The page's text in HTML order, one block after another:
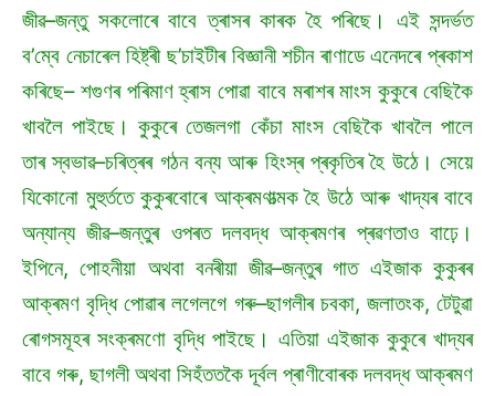
জীৱ–জন্তু সকলোৰে বাবে ত্ৰাসৰ কাৰক হৈ পৰিছে। এই সন্দৰ্ভত
ব’ম্বে নেচাৰেল হিষ্ট্ৰী ছ’চাইটীৰ বিজ্ঞানী শচীন ৰাণাডে এনেদৰে প্ৰকাশ
কৰিছে– শগুণৰ পৰিমাণ হ্ৰাস পোৱা বাবে মৰাশৰ মাংস কুকুৰে বেছিকৈ
খাবলৈ পাইছে। কুকুৰে তেজলগা কেঁচা মাংস বেছিকৈ খাবলৈ পালে
তাৰ স্বভাৱ–চৰিত্ৰৰ গঠন বন্য আৰু হিংস্ৰ প্ৰকৃতিৰ হৈ উঠে। সেয়ে
যিকোনো মুহুৰ্ততে কুকুৰবোৰে আক্ৰমণাত্মক হৈ উঠে আৰু খাদ্যৰ বাবে
অন্যান্য জীৱ–জন্তুৰ ওপৰত দলবদ্ধ আক্ৰমণৰ প্ৰৱণতাও বাঢ়ে।
ইপিনে, পোহনীয়া অথবা বনৰীয়া জীৱ–জন্তুৰ গাত এইজাক কুকুৰৰ
আক্ৰমণ বৃদ্ধি পোৱাৰ লগেলগে গৰু–ছাগলীৰ চবকা, জলাতংক, টেটুৱা
ৰোগসমূহৰ সংক্ৰমণো বৃদ্ধি পাইছে। এতিয়া এইজাক কুকুৰে খাদ্যৰ
বাবে গৰু, ছাগলী অথবা সিহঁততকৈ দূৰ্বল প্ৰাণীবোৰক দলবদ্ধ আক্ৰমণ